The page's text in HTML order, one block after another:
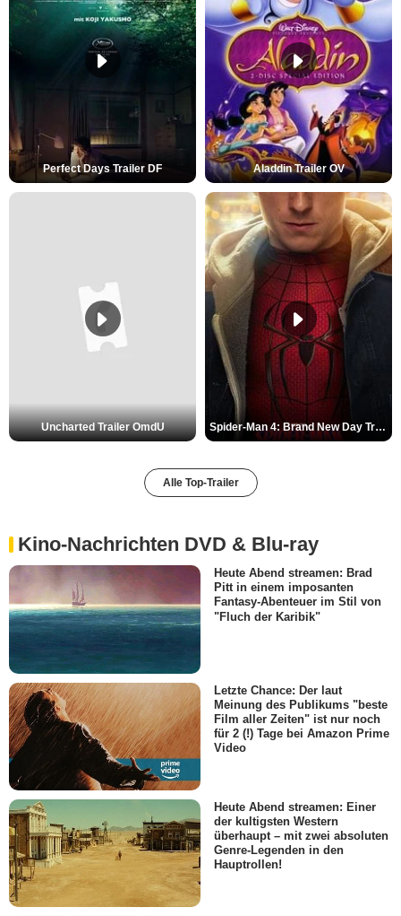
Perfect Days Trailer DF Aladdin Trailer OV
Uncharted Trailer OmdU Spider-Man 4: Brand New Day Trailer (3) DF
Alle Top-Trailer
Kino-Nachrichten DVD & Blu-ray
Heute Abend streamen: Brad
Pitt in einem imposanten
Fantasy-Abenteuer im Stil von
"Fluch der Karibik"
Letzte Chance: Der laut
Meinung des Publikums "beste
Film aller Zeiten" ist nur noch
für 2 (!) Tage bei Amazon Prime
Video
Heute Abend streamen: Einer
der kultigsten Western
überhaupt – mit zwei absoluten
Genre-Legenden in den
Hauptrollen!